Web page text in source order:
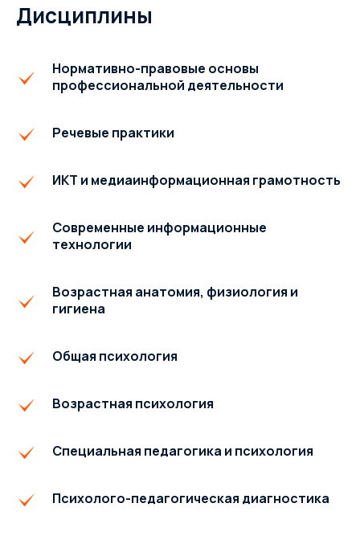
Дисциплины
Нормативно-правовые основы
профессиональной деятельности
Речевые практики
ИКТ и медиаинформационная грамотность
Современные информационные
технологии
Возрастная анатомия, физиология и
гигиена
Общая психология
Возрастная психология
Специальная педагогика и психология
Психолого-педагогическая диагностика